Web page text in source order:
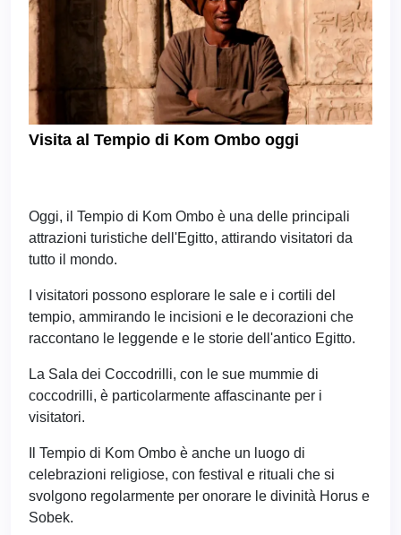
Visita al Tempio di Kom Ombo oggi
Oggi, il Tempio di Kom Ombo è una delle principali
attrazioni turistiche dell'Egitto, attirando visitatori da
tutto il mondo.
I visitatori possono esplorare le sale e i cortili del
tempio, ammirando le incisioni e le decorazioni che
raccontano le leggende e le storie dell'antico Egitto.
La Sala dei Coccodrilli, con le sue mummie di
coccodrilli, è particolarmente affascinante per i
visitatori.
Il Tempio di Kom Ombo è anche un luogo di
celebrazioni religiose, con festival e rituali che si
svolgono regolarmente per onorare le divinità Horus e
Sobek.